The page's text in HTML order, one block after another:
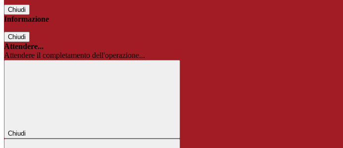
Chiudi
Informazione
Chiudi
Attendere...
Attendere il completamento dell'operazione...
Chiudi